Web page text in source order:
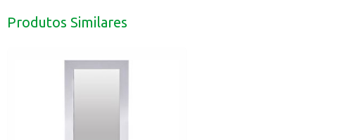
Produtos Similares